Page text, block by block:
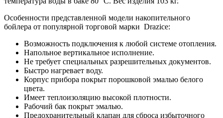
Особенности представленной модели накопительного
бойлера от популярной торговой марки Drazice:
Возможность подключения к любой системе отопления.
Напольное вертикальное исполнение.
Не требует специальных разрешительных документов.
Быстро нагревает воду.
Корпус прибора покрыт порошковой эмалью белого
цвета.
Имеет теплоизоляцию высокой плотности.
Рабочий бак покрыт эмалью.
Предохранительный клапан для сброса избыточного